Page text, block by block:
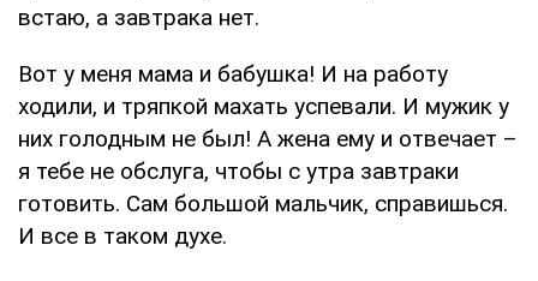
встаю, а завтрака нет.
Вот у меня мама и бабушка! И на работу
ходили, и тряпкой махать успевали. И мужик у
них голодным не был! А жена ему и отвечает –
я тебе не обслуга, чтобы с утра завтраки
готовить. Сам большой мальчик, справишься.
И все в таком духе.